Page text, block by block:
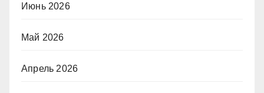
Июнь 2026
Май 2026
Апрель 2026